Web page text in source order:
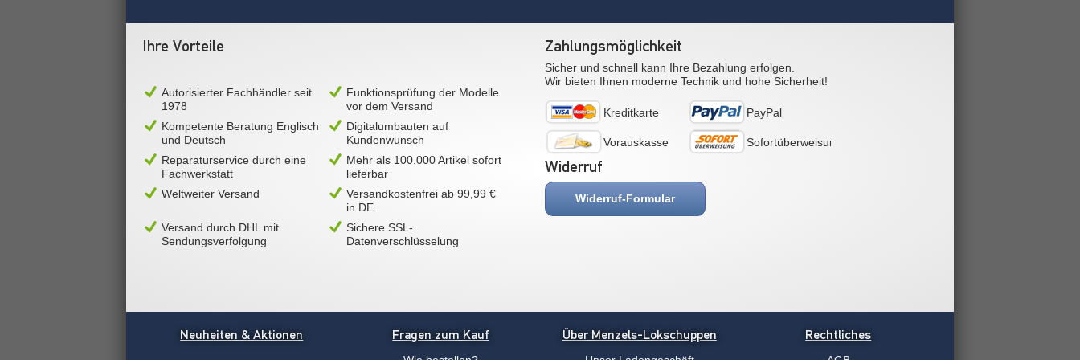
Ihre Vorteile
Autorisierter Fachhändler seit
1978
Funktionsprüfung der Modelle
vor dem Versand
Kompetente Beratung Englisch
und Deutsch
Digitalumbauten auf
Kundenwunsch
Reparaturservice durch eine
Fachwerkstatt
Mehr als 100.000 Artikel sofort
lieferbar
Weltweiter Versand
Versandkostenfrei ab 99,99 €
in DE
Versand durch DHL mit
Sendungsverfolgung
Sichere SSL-
Datenverschlüsselung
Zahlungsmöglichkeit
Sicher und schnell kann Ihre Bezahlung erfolgen.
Wir bieten Ihnen moderne Technik und hohe Sicherheit!
Kreditkarte PayPal
Vorauskasse Sofortüberweisung
Widerruf
Widerruf-Formular
Neuheiten & Aktionen Fragen zum Kauf Über Menzels-Lokschuppen Rechtliches